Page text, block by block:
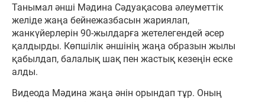
Танымал әнші Мәдина Сәдуақасова әлеуметтік
желіде жаңа бейнежазбасын жариялап,
жанкүйерлерін 90-жылдарға жетелегендей әсер
қалдырды. Көпшілік әншінің жаңа образын жылы
қабылдап, балалық шақ пен жастық кезеңін еске
алды.
Видеода Мәдина жаңа әнін орындап тұр. Оның